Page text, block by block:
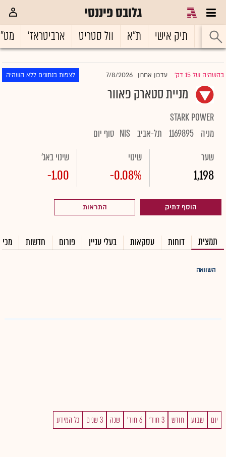
גלובס פיננסי
ראשי תיק אישי ת"א וול סטריט ארביטראז'
בהשהיה של 15 דק' |עדכון אחרון 7/8/2026 לצפות בנתונים ללא השהיה
מניית סטארק פאוור
STARK POWER
מניה 1169895 תל-אביב NIS סוף יום
שער
1,198
שינוי
-0.08%
שינוי באג'
-1.00
הוסף לתיק התראות
תמצית דוחות עסקאות בעלי עניין פורום חדשות
השוואה
יום שבוע חודש 3 חוד' 6 חוד' שנה 3 שנים כל המידע